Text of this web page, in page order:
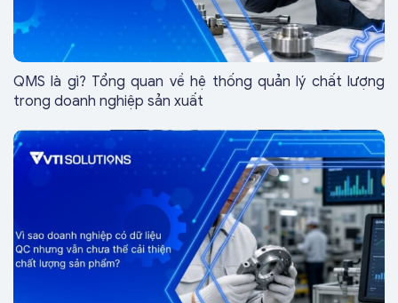
QMS là gì? Tổng quan về hệ thống quản lý chất lượng
trong doanh nghiệp sản xuất